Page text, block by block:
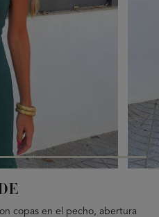
copas en el pecho, abertura